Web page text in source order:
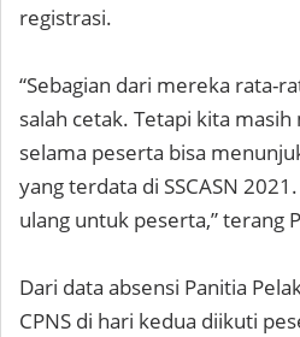
registrasi.
“Sebagian dari mereka rata-
salah cetak. Tetapi kita
selama peserta bisa
yang terdata di SSCASN
ulang untuk peserta,” terang
Dari data absensi Panitia
CPNS di hari kedua diikuti